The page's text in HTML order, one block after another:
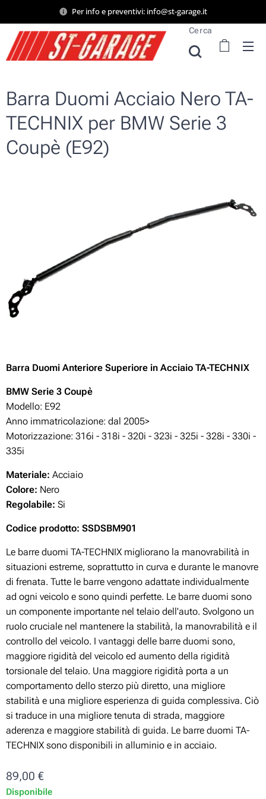
Per info e preventivi: info@st-garage.it
Cerca
Barra Duomi Acciaio Nero TA-
TECHNIX per BMW Serie 3
Coupè (E92)
Barra Duomi Anteriore Superiore in Acciaio TA-TECHNIX
BMW Serie 3 Coupè
Modello: E92
Anno immatricolazione: dal 2005>
Motorizzazione: 316i - 318i - 320i - 323i - 325i - 328i - 330i -
335i
Materiale: Acciaio
Colore: Nero
Regolabile: Si
Codice prodotto: SSDSBM901
Le barre duomi TA-TECHNIX migliorano la manovrabilità in
situazioni estreme, soprattutto in curva e durante le manovre
di frenata. Tutte le barre vengono adattate individualmente
ad ogni veicolo e sono quindi perfette. Le barre duomi sono
un componente importante nel telaio dell'auto. Svolgono un
ruolo cruciale nel mantenere la stabilità, la manovrabilità e il
controllo del veicolo. I vantaggi delle barre duomi sono,
maggiore rigidità del veicolo ed aumento della rigidità
torsionale del telaio. Una maggiore rigidità porta a un
comportamento dello sterzo più diretto, una migliore
stabilità e una migliore esperienza di guida complessiva. Ciò
si traduce in una migliore tenuta di strada, maggiore
aderenza e maggiore stabilità di guida. Le barre duomi TA-
TECHNIX sono disponibili in alluminio e in acciaio.
89,00 €
Disponibile